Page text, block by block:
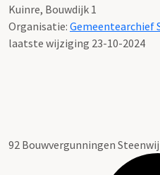
Kuinre, Bouwdijk 1
Organisatie: Gemeentearchief
laatste wijziging 23-10-2024
92 Bouwvergunningen